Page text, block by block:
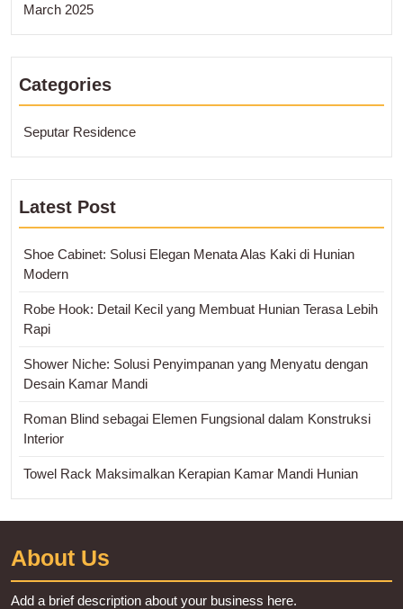
March 2025
Categories
Seputar Residence
Latest Post
Shoe Cabinet: Solusi Elegan Menata Alas Kaki di Hunian
Modern
Robe Hook: Detail Kecil yang Membuat Hunian Terasa Lebih
Rapi
Shower Niche: Solusi Penyimpanan yang Menyatu dengan
Desain Kamar Mandi
Roman Blind sebagai Elemen Fungsional dalam Konstruksi
Interior
Towel Rack Maksimalkan Kerapian Kamar Mandi Hunian
About Us
Add a brief description about your business here.